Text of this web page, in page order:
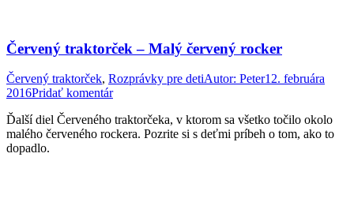
Červený traktorček – Malý červený rocker
Červený traktorček, Rozprávky pre detiAutor: Peter12. februára
2016Pridať komentár
Ďalší diel Červeného traktorčeka, v ktorom sa všetko točilo okolo
malého červeného rockera. Pozrite si s deťmi príbeh o tom, ako to
dopadlo.